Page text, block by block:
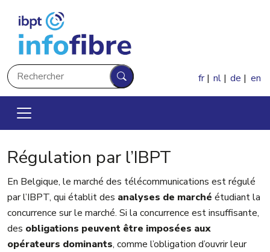
Rechercher
Rechercher
fr nl de en
Régulation par l’IBPT
En Belgique, le marché des télécommunications est régulé
par l’IBPT, qui établit des analyses de marché étudiant la
concurrence sur le marché. Si la concurrence est insuffisante,
des obligations peuvent être imposées aux
opérateurs dominants, comme l’obligation d’ouvrir leur